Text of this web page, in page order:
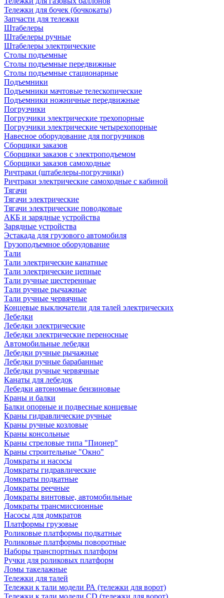
Тележки для бочек (бочкокаты)
Запчасти для тележки
Штабелеры
Штабелеры ручные
Штабелеры электрические
Столы подъемные
Столы подъемные передвижные
Столы подъемные стационарные
Подъемники
Подъемники мачтовые телескопические
Подъемники ножничные передвижные
Погрузчики
Погрузчики электрические трехопорные
Погрузчики электрические четырехопорные
Навесное оборудование для погрузчиков
Сборщики заказов
Сборщики заказов с электроподъемом
Сборщики заказов самоходные
Ричтраки (штабелеры-погрузчики)
Ричтраки электрические самоходные с кабиной
Тягачи
Тягачи электрические
Тягачи электрические поводковые
АКБ и зарядные устройства
Зарядные устройства
Эстакада для грузового автомобиля
Грузоподъемное оборудование
Тали
Тали электрические канатные
Тали электрические цепные
Тали ручные шестеренные
Тали ручные рычажные
Тали ручные червячные
Концевые выключатели для талей электрических
Лебедки
Лебедки электрические
Лебедки электрические переносные
Автомобильные лебедки
Лебедки ручные рычажные
Лебедки ручные барабанные
Лебедки ручные червячные
Канаты для лебедок
Лебедки автономные бензиновые
Краны и балки
Балки опорные и подвесные концевые
Краны гидравлические ручные
Краны ручные козловые
Краны консольные
Краны стреловые типа "Пионер"
Краны строительные "Окно"
Домкраты и насосы
Домкраты гидравлические
Домкраты подкатные
Домкраты реечные
Домкраты винтовые, автомобильные
Домкраты трансмиссионные
Насосы для домкратов
Платформы грузовые
Роликовые платформы подкатные
Роликовые платформы поворотные
Наборы транспортных платформ
Ручки для роликовых платформ
Ломы такелажные
Тележки для талей
Тележки к тали модели РА (тележки для ворот)
Тележки к тали модели CD (тележки для ворот)